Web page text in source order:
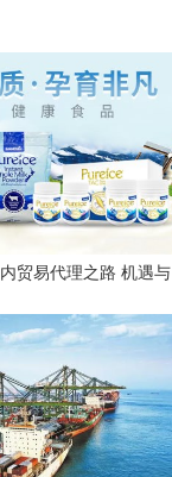
贸易代理之路 机遇与